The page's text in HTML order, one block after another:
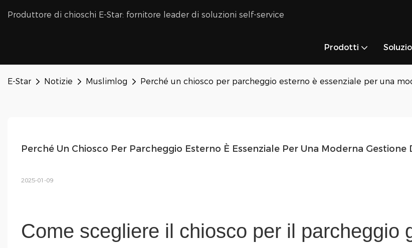
Produttore di chioschi E-Star: fornitore leader di soluzioni self-service
Prodotti
E-Star Notizie Muslimlog Perché un chiosco per parcheggio esterno è essenziale per una
Perché Un Chiosco Per Parcheggio Esterno È Essenziale Per Una Moderna Gestione
2025-01-09
Come scegliere il chiosco per il parcheggio